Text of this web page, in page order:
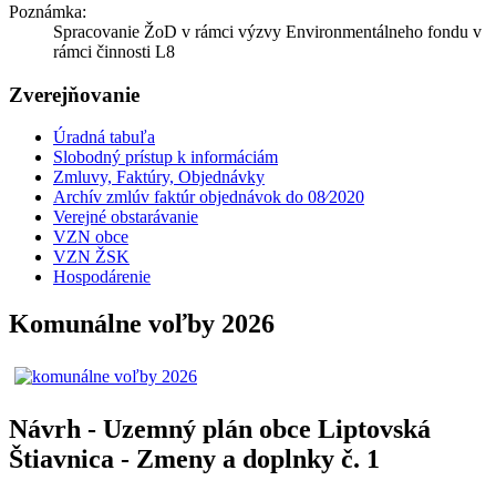
Poznámka:
Spracovanie ŽoD v rámci výzvy Environmentálneho fondu v
rámci činnosti L8
Zverejňovanie
Úradná tabuľa
Slobodný prístup k informáciám
Zmluvy, Faktúry, Objednávky
Archív zmlúv faktúr objednávok do 08⁄2020
Verejné obstarávanie
VZN obce
VZN ŽSK
Hospodárenie
Komunálne voľby 2026
Návrh - Uzemný plán obce Liptovská
Štiavnica - Zmeny a doplnky č. 1